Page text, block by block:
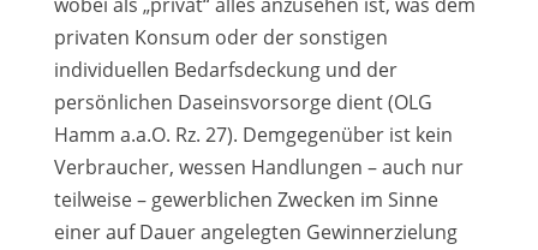
privaten Konsum oder der sonstigen
individuellen Bedarfsdeckung und der
persönlichen Daseinsvorsorge dient (OLG
Hamm a.a.O. Rz. 27). Demgegenüber ist kein
Verbraucher, wessen Handlungen – auch nur
teilweise – gewerblichen Zwecken im Sinne
einer auf Dauer angelegten Gewinnerzielung